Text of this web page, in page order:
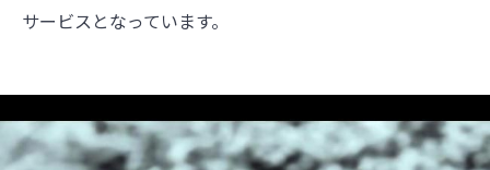
サービスとなっています。